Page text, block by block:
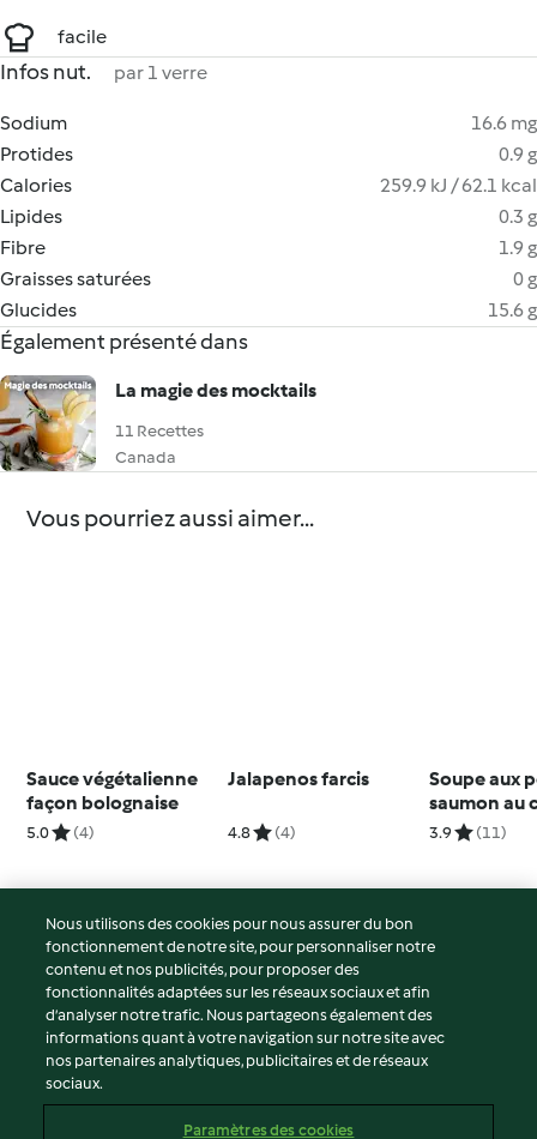
facile
Infos nut. par 1 verre
Sodium
16.6 mg
Protides
0.9 g
Calories
259.9 kJ / 62.1 kcal
Lipides
0.3 g
Fibre
1.9 g
Graisses saturées
0 g
Glucides
15.6 g
Également présenté dans
La magie des mocktails
11 Recettes
Canada
Vous pourriez aussi aimer...
Sauce végétalienne
façon bolognaise
5.0 (4)
Jalapenos farcis
4.8 (4)
Soupe aux
saumon au
brocolis et
3.9 (11)
© Copyright 2026
Conditions d'utilisation
Politique de confidentialité
Non-responsabilité
Mentions légales
Nous utilisons des cookies pour nous assurer du bon
fonctionnement de notre site, pour personnaliser notre
contenu et nos publicités, pour proposer des
fonctionnalités adaptées sur les réseaux sociaux et afin
d’analyser notre trafic. Nous partageons également des
informations quant à votre navigation sur notre site avec
nos partenaires analytiques, publicitaires et de réseaux
sociaux.
Paramètres des cookies